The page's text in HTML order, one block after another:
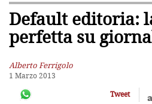
Default editoria:
perfetta su
Alberto Ferrigolo
1 Marzo 2013
Tweet
a